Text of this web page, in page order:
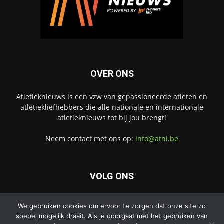
OVER ONS
Atletieknieuws is een vzw van gepassioneerde atleten en
atletiekliefhebbers die alle nationale en internationale
atletieknieuws tot bij jou brengt!
Neem contact met ons op: info@atni.be
VOLG ONS
We gebruiken cookies om ervoor te zorgen dat onze site zo
soepel mogelijk draait. Als je doorgaat met het gebruiken van